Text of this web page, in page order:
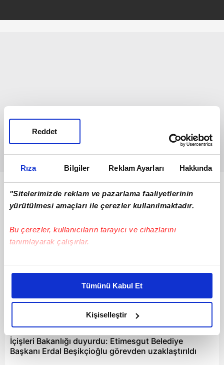
Rıza Bilgiler Reklam Ayarları Hakkında
"Sitelerimizde reklam ve pazarlama faaliyetlerinin
yürütülmesi amaçları ile çerezler kullanılmaktadır.
Bu çerezler, kullanıcıların tarayıcı ve cihazlarını
tanımlayarak çalışırlar.
Bu çerezlere izin vermeniz halinde sizlere özel
daha iyi reklam deneyimi yaşatabiliriz. Bunu yaparken
amacımızın size daha iyi bir reklam deneyimi sunmak
olduğunu ve sizlere en iyi içerikleri sunabilmek adına
elimizden gelen çabayı gösterdiğimizi ve bu noktada,
reklamların maliyetlerimizi karşılamak noktasında tek gelir
kalemimiz olduğunu sizlere hatırlatmak isteriz.
Tümünü Kabul Et
Kişiselleştir
Reddet
Bunlar da Var
İçişleri Bakanlığı duyurdu: Etimesgut Belediye
Başkanı Erdal Beşikçioğlu görevden uzaklaştırıldı